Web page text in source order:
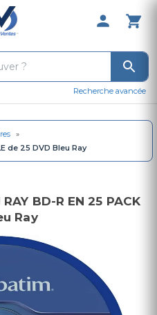
0 Produit
Recherche avancée
»
de 25 DVD Bleu Ray
BD-R EN 25 PACK
Ray